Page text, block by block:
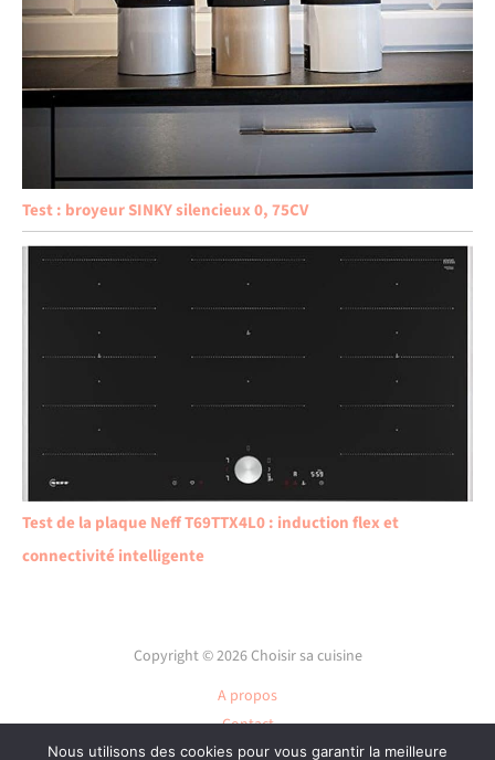
Test : broyeur SINKY silencieux 0, 75CV
Test de la plaque Neff T69TTX4L0 : induction flex et
connectivité intelligente
Copyright © 2026 Choisir sa cuisine
A propos
Contact
Plan du site
Nous utilisons des cookies pour vous garantir la meilleure